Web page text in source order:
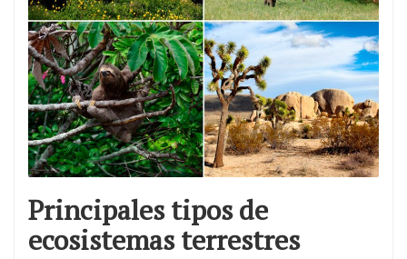
Principales tipos de
ecosistemas terrestres